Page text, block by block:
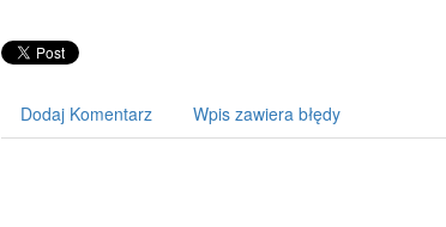
Dodaj Komentarz Wpis zawiera błędy